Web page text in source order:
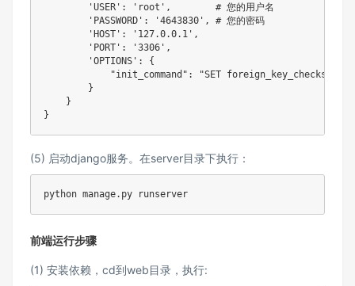
        'USER': 'root',        # 您的用户名
        'PASSWORD': '4643830', # 您的密码
        'HOST': '127.0.0.1',
        'PORT': '3306',
        'OPTIONS': {
"init_command": "SET foreign_key_checks =
        }
    }
(5) 启动django服务。在server目录下执行：
前端运行步骤
(1) 安装依赖，cd到web目录，执行: